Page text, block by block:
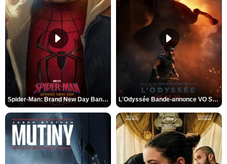
Spider-Man: Brand New Day Bande-annonce VO STFR L'Odyssée Bande-annonce VO STFR